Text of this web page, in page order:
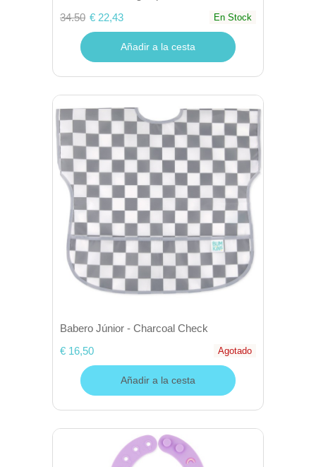
34.50 € 22,43 En Stock
Añadir a la cesta
Babero Júnior - Charcoal Check
€ 16,50
Agotado
Añadir a la cesta